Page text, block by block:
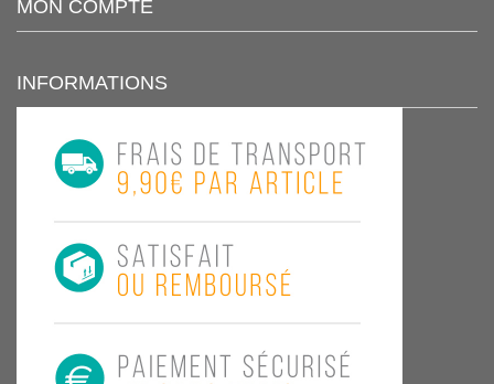
MON COMPTE
INFORMATIONS